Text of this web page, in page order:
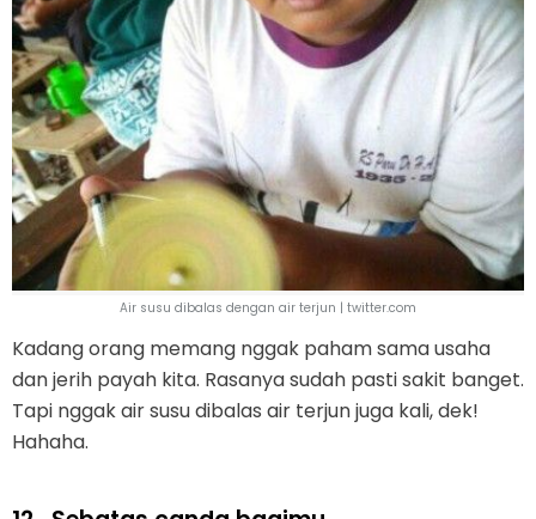
Air susu dibalas dengan air terjun | twitter.com
Kadang orang memang nggak paham sama usaha
dan jerih payah kita. Rasanya sudah pasti sakit banget.
Tapi nggak air susu dibalas air terjun juga kali, dek!
Hahaha.